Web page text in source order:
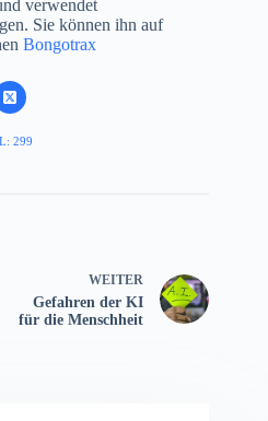
verwendet
Sie können ihn auf
Bongotrax
299
WEITER
Gefahren der KI
für die Menschheit